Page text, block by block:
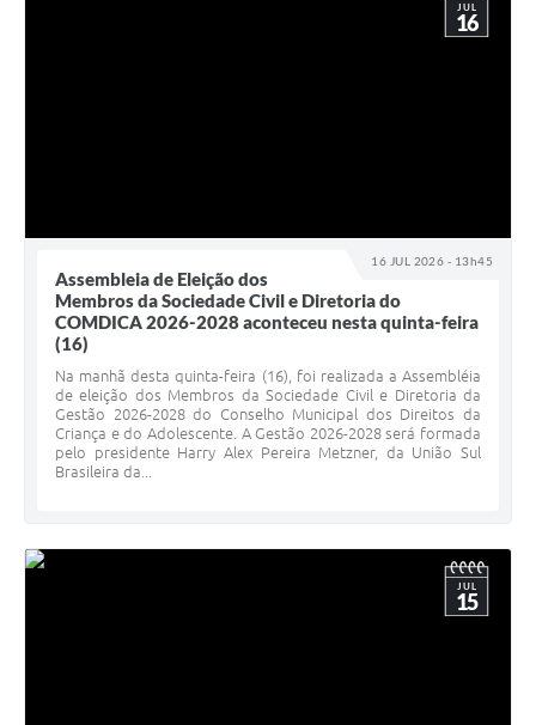
16 JUL 2026 - 13h45
JUL
16
Assembleia de Eleição dos
Membros da Sociedade Civil e Diretoria do
COMDICA 2026-2028 aconteceu nesta quinta-feira
(16)
Na manhã desta quinta-feira (16), foi realizada a Assembléia
de eleição dos Membros da Sociedade Civil e Diretoria da
Gestão 2026-2028 do Conselho Municipal dos Direitos da
Criança e do Adolescente. A Gestão 2026-2028 será formada
pelo presidente Harry Alex Pereira Metzner, da União Sul
Brasileira da...
JUL
15